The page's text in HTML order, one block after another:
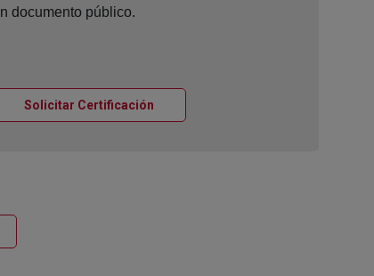
documento público.
Solicitar Certificación
nueva